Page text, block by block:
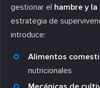
gestionar el hambre y
estrategia de
introduce:
Alimentos
nutricionales